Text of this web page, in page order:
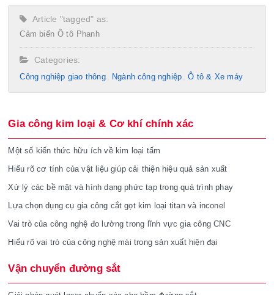
Article "tagged" as:
Cảm biến Ô tô Phanh
Categories:
Công nghiệp giao thông Ngành công nghiệp Ô tô & Xe máy
Gia công kim loại & Cơ khí chính xác
Một số kiến thức hữu ích về kim loại tấm
Hiểu rõ cơ tính của vật liệu giúp cải thiện hiệu quả sản xuất
Xử lý các bề mặt và hình dạng phức tạp trong quá trình phay
Lựa chọn dụng cụ gia công cắt gọt kim loại titan và inconel
Vai trò của công nghệ đo lường trong lĩnh vực gia công CNC
Hiểu rõ vai trò của công nghệ mài trong sản xuất hiện đại
Vận chuyển đường sắt